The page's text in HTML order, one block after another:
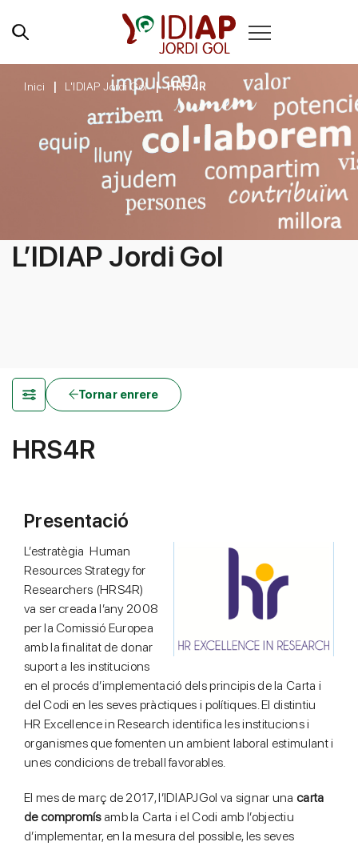
Inici L'IDIAP Jordi Gol HRS4R
L’IDIAP Jordi Gol
Tornar enrere
HRS4R
Presentació
L’estratègia Human
Resources Strategy for
Researchers (HRS4R)
va ser creada l’any 2008
per la Comissió Europea
amb la finalitat de donar
suport a les institucions
en el procés d’implementació dels principis de la Carta i
del Codi en les seves pràctiques i polítiques. El distintiu
HR Excellence in Research identifica les institucions i
organismes que fomenten un ambient laboral estimulant i
unes condicions de treball favorables.
El mes de març de 2017, l’IDIAPJGol va signar una carta
de compromísamb la Carta i el Codi amb l’objectiu
d’implementar, en la mesura del possible, les seves